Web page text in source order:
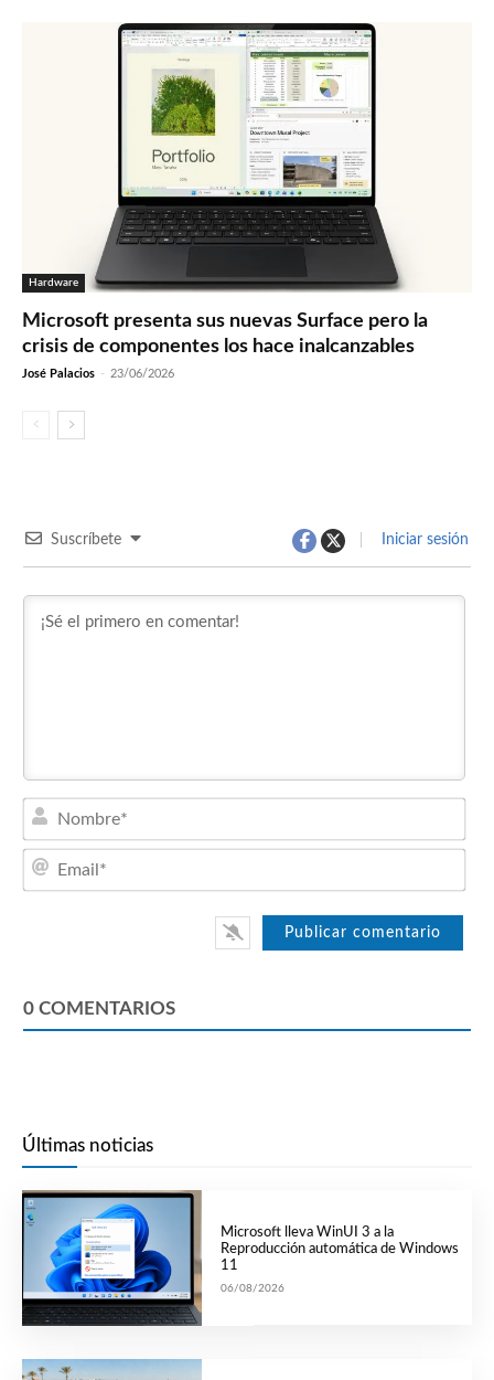
Hardware
Microsoft presenta sus nuevas Surface pero la
crisis de componentes los hace inalcanzables
José Palacios - 23/06/2026
Suscríbete Iniciar sesión
0 COMENTARIOS
Últimas noticias
Microsoft lleva WinUI 3 a la
Reproducción automática de Windows
11
06/08/2026